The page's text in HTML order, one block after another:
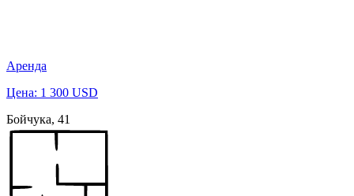
Аренда
Цена: 1 300 USD
Бойчука, 41